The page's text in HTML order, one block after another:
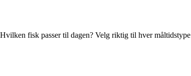
Hvilken fisk passer til dagen? Velg riktig til hver måltidstype